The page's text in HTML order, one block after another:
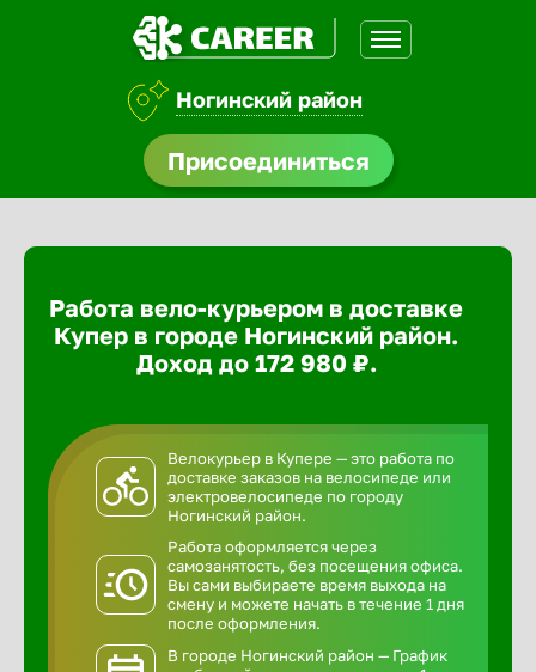
Ногинский район
Присоединиться
Работа вело-курьером в доставке
Купер в городе Ногинский район.
Доход до 172 980 ₽.
Велокурьер в Купере — это работа по
доставке заказов на велосипеде или
электровелосипеде по городу
Ногинский район.
Работа оформляется через
самозанятость, без посещения офиса.
Вы сами выбираете время выхода на
смену и можете начать в течение 1 дня
после оформления.
В городе Ногинский район — График